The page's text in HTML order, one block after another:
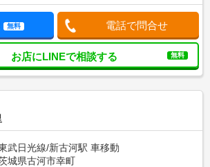
無料 電話で問合せ
お店にLINEで相談する 無料
武日光線/新古河駅 車移動
城県古河市幸町